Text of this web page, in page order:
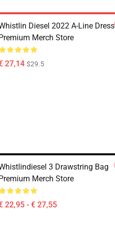
Diesel 2022 A-Line Dress
Merch Store
27,14 $29.5
3 Drawstring Bag
Merch Store
22,95 - € 27,55